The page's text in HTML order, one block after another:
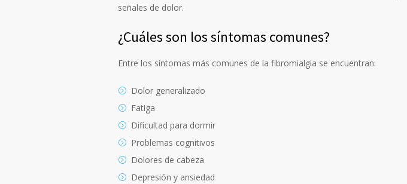
señales de dolor.
¿Cuáles son los síntomas comunes?
Entre los síntomas más comunes de la fibromialgia se encuentran:
Dolor generalizado
Fatiga
Dificultad para dormir
Problemas cognitivos
Dolores de cabeza
Depresión y ansiedad